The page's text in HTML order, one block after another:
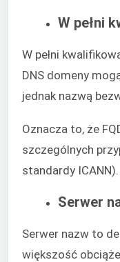
W pełni
W pełni
DNS domeny
jednak nazwą
Oznacza to, że
szczególnych
standardy ICANN).
Serwer
Serwer nazw to
większość